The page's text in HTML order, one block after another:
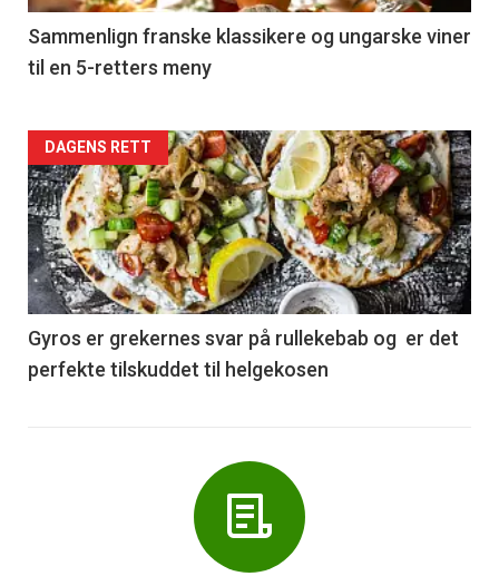
5
Sammenlign franske klassikere og ungarske viner
til en 5-retters meny
Forsiden
akkurat
nå
-
6
DAGENS RETT
Gyros er grekernes svar på rullekebab og er det
perfekte tilskuddet til helgekosen